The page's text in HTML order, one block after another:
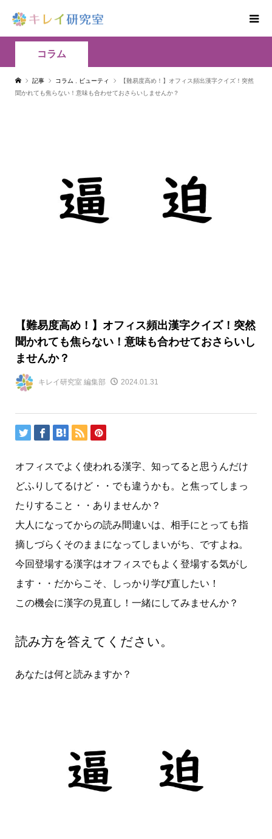
コラム
記事 コラム ビューティ
【難易度高め！】オフィス頻出漢字クイズ！突然
聞かれても焦らない！意味も合わせておさらいしませんか？
【難易度高め！】オフィス頻出漢字クイズ！突然
聞かれても焦らない！意味も合わせておさらいし
ませんか？
キレイ研究室 編集部 2024.01.31
オフィスでよく使われる漢字、知ってると思うんだけ
どふりしてるけど・・でも違うかも。と焦ってしまっ
たりすること・・ありませんか？
大人になってからの読み間違いは、相手にとっても指
摘しづらくそのままになってしまいがち、ですよね。
今回登場する漢字はオフィスでもよく登場する気がし
ます・・だからこそ、しっかり学び直したい！
この機会に漢字の見直し！一緒にしてみませんか？
読み方を答えてください。
あなたは何と読みますか？